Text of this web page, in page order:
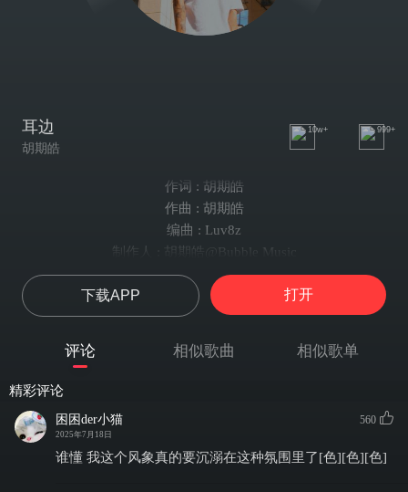
耳边
胡期皓
10w+ 999+
作词 : 胡期皓
作曲 : 胡期皓
编曲 : Luv8z
制作人 : 胡期皓@Bubble Music
爱路过谁的耳边
谁装没听见
电话铃
像一首Old Love Song
谱成了心愿
下载APP 打开
评论 相似歌曲 相似歌单
精彩评论
困困der小猫
2025年7月18日
560
谁懂 我这个风象真的要沉溺在这种氛围里了[色][色][色]